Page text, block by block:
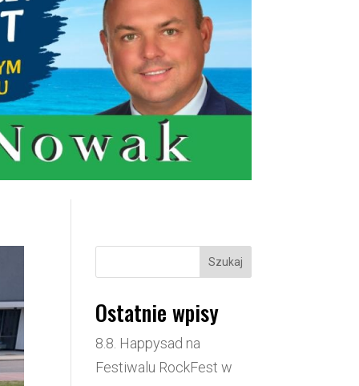
Szukaj
Ostatnie wpisy
8.8. Happysad na
Festiwalu RockFest w